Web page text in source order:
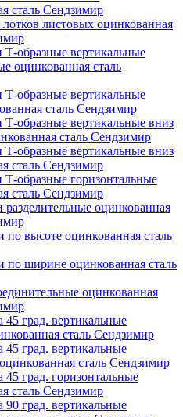
сталь Сендзимир
листовых оцинкованная
Т-образные вертикальные
оцинкованная сталь
Т-образные вертикальные
сталь Сендзимир
Т-образные вертикальные вниз
сталь Сендзимир
Т-образные вертикальные вниз
сталь Сендзимир
Т-образные горизонтальные
сталь Сендзимир
разделительные оцинкованная
по высоте оцинкованная сталь
по ширине оцинкованная сталь
оцинкованная
град. вертикальные
сталь Сендзимир
град. вертикальные
сталь Сендзимир
град. горизонтальные
сталь Сендзимир
град. вертикальные